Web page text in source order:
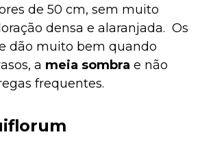
de 50 cm, sem muito
densa e alaranjada. Os
dão muito bem quando
a meia sombra e não
frequentes.